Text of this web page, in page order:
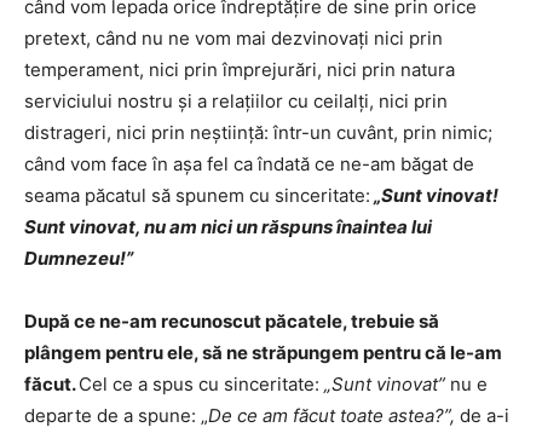
când vom lepada orice îndreptăţire de sine prin orice
pretext, când nu ne vom mai dezvinovaţi nici prin
temperament, nici prin împrejurări, nici prin natura
serviciului nostru şi a relaţiilor cu ceilalţi, nici prin
distrageri, nici prin neştiinţă: într-un cuvânt, prin nimic;
când vom face în aşa fel ca îndată ce ne-am băgat de
seama păcatul să spunem cu sinceritate: „Sunt vinovat!
Sunt vinovat, nu am nici un răspuns înaintea lui
Dumnezeu!”
După ce ne-am recunoscut păcatele, trebuie să
plângem pentru ele, să ne străpungem pentru că le-am
făcut.Cel ce a spus cu sinceritate: „Sunt vinovat” nu e
departe de a spune: „De ce am făcut toate astea?”, de a-i